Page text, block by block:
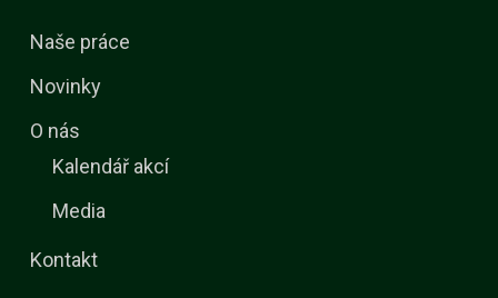
Naše práce
Novinky
O nás
Kalendář akcí
Media
Kontakt